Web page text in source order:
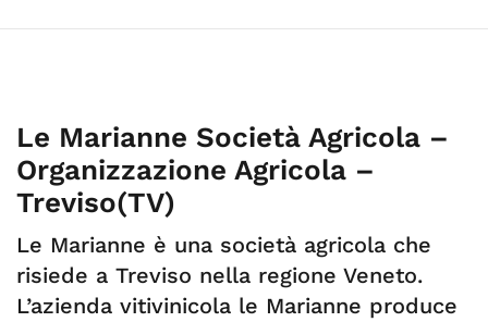
Le Marianne Società Agricola –
Organizzazione Agricola –
Treviso(TV)
Le Marianne è una società agricola che
risiede a Treviso nella regione Veneto.
L’azienda vitivinicola le Marianne produce